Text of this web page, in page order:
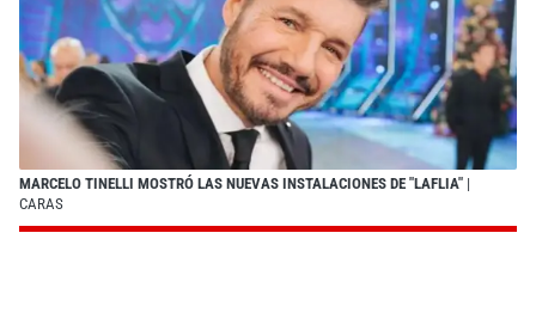
MARCELO TINELLI MOSTRÓ LAS NUEVAS INSTALACIONES DE "LAFLIA" |
CARAS